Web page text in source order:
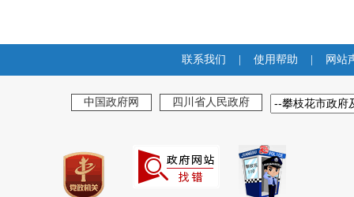
联系我们 使用帮助 网站
中国政府网 四川省人民政府